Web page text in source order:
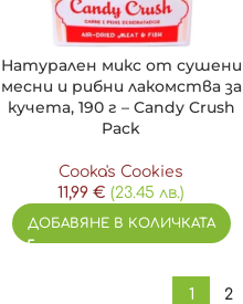
Натурален микс от сушени
месни и рибни лакомства за
кучета, 190 г – Candy Crush
Pack
Cooka's Cookies
11,99 € (23.45 лв.)
ДОБАВЯНЕ В КОЛИЧКАТА
1 2